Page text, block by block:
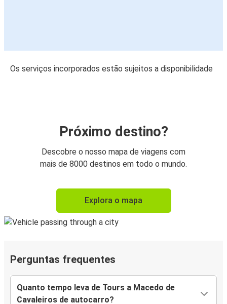
Os serviços incorporados estão sujeitos a disponibilidade
Próximo destino?
Descobre o nosso mapa de viagens com
mais de 8000 destinos em todo o mundo.
Explora o mapa
Perguntas frequentes
Quanto tempo leva de Tours a Macedo de
Cavaleiros de autocarro?